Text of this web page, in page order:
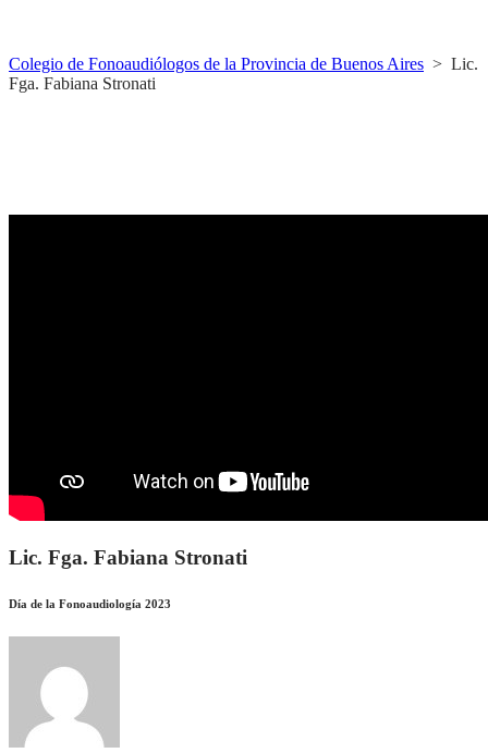
Colegio de Fonoaudiólogos de la Provincia de Buenos Aires > Lic.
Fga. Fabiana Stronati
Lic. Fga. Fabiana Stronati
Día de la Fonoaudiología 2023